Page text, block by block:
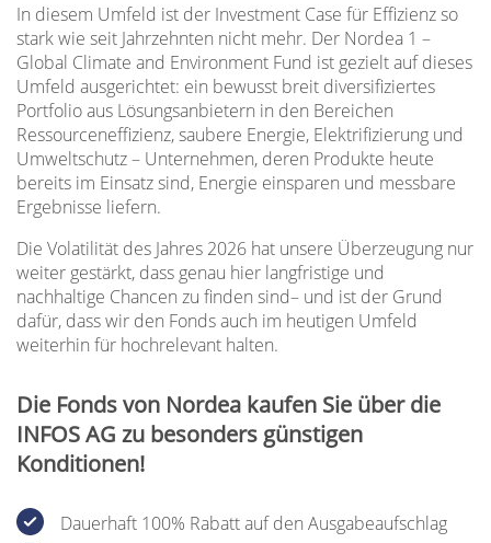
In diesem Umfeld ist der Investment Case für Effizienz so
stark wie seit Jahrzehnten nicht mehr. Der Nordea 1 –
Global Climate and Environment Fund ist gezielt auf dieses
Umfeld ausgerichtet: ein bewusst breit diversifiziertes
Portfolio aus Lösungsanbietern in den Bereichen
Ressourceneffizienz, saubere Energie, Elektrifizierung und
Umweltschutz – Unternehmen, deren Produkte heute
bereits im Einsatz sind, Energie einsparen und messbare
Ergebnisse liefern.
Die Volatilität des Jahres 2026 hat unsere Überzeugung nur
weiter gestärkt, dass genau hier langfristige und
nachhaltige Chancen zu finden sind– und ist der Grund
dafür, dass wir den Fonds auch im heutigen Umfeld
weiterhin für hochrelevant halten.
Die Fonds von Nordea kaufen Sie über die
INFOS AG zu besonders günstigen
Konditionen!
Dauerhaft 100% Rabatt auf den Ausgabeaufschlag